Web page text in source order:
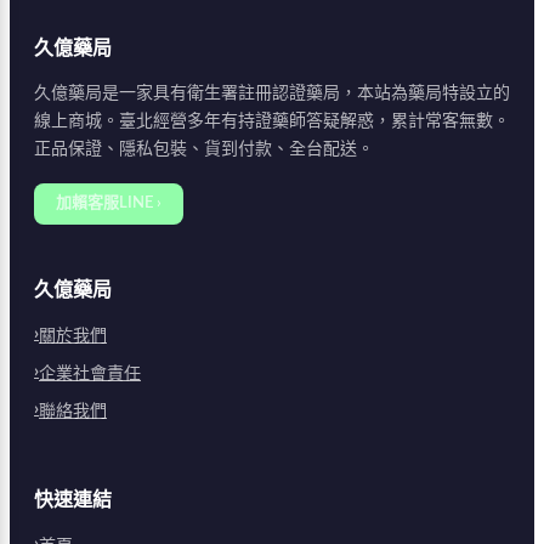
久億藥局
久億藥局是一家具有衛生署註冊認證藥局，本站為藥局特設立的
線上商城。臺北經營多年有持證藥師答疑解惑，累計常客無數。
正品保證、隱私包裝、貨到付款、全台配送。
加賴客服LINE ›
久億藥局
關於我們
企業社會責任
聯絡我們
快速連結